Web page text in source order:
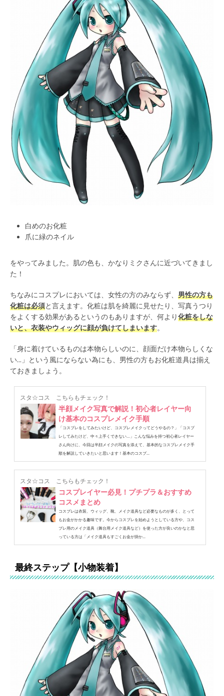
白めのお化粧
爪に緑のネイル
をやってみました。肌の色も、かなりミクさんに近づいてきまし
た！
ちなみにコスプレにおいては、女性の方のみならず、 男性の方も
化粧は必須と言えます。化粧は肌を綺麗に見せたり、写真うつり
をよくする効果があるというのもありますが、何より化粧をしな
いと、衣装やウィッグに顔が負けてしまいます。
「身に着けているものは本物らしいのに、顔面だけ本物らしくな
い...」という風にならない為にも、男性の方もお化粧道具は揃え
ておきましょう。
スタ☆コス こちらもチェック！
半顔メイク写真で解説！初心者レイヤー向
け基本のコスプレメイク手順
「コスプレをしてみたいけど、コスプレメイクってどうやるの？」「コスプ
レしてみたけど、中々上手くできない…」こんな悩みを持つ初心者レイヤー
さん向けに、今回は半顔メイクの写真を添えて、基本的なコスプレメイク手
順を解説していきたいと思います！基本のコスプ...
スタ☆コス こちらもチェック！
コスプレイヤー必見！プチプラ＆おすすめ
コスメまとめ
コスプレは衣装、ウィッグ、靴、メイク道具など必要なものが多く、とって
もお金がかかる趣味です。今からコスプレを始めようとしている方や、コス
プレ用のメイク道具（舞台用メイク道具など）を使った方が良いのかなと思
っている方は「メイク道具もすごくお金が掛か...
最終ステップ【小物装着】